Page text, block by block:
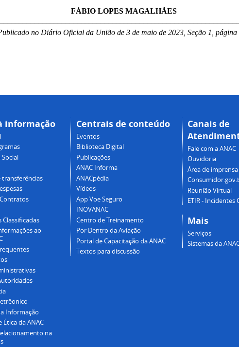
FÁBIO LOPES MAGALHÃES
no Diário Oficial da União de 3 de maio de 2023, Seção 1, página
informação
transferências
ao
Informação
Ética da ANAC
na
Centrais de conteúdo
Eventos
Biblioteca Digital
Publicações
ANAC Informa
ANACpédia
Vídeos
App Voe Seguro
INOVANAC
Centro de Treinamento
Por Dentro da Aviação
Portal de Capacitação da ANAC
Textos para discussão
Canais de
Fale com a ANAC
Ouvidoria
Área de imprensa
Reunião Virtual
ETIR - Incidentes
Mais
Serviços
Sistemas da